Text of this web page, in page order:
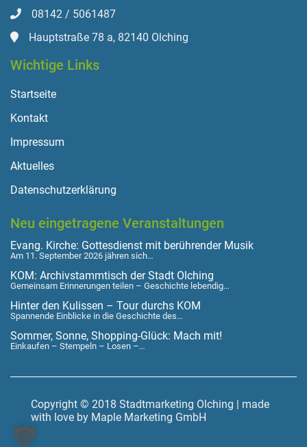
08142 / 5061487
Hauptstraße 78 a, 82140 Olching
Wichtige Links
Startseite
Kontakt
Impressum
Aktuelles
Datenschutzerklärung
Neu eingetragene Veranstaltungen
Evang. Kirche: Gottesdienst mit berührender Musik
Am 11. September 2026 jähren sich…
KOM: Archivstammtisch der Stadt Olching
Gemeinsam Erinnerungen teilen – Geschichte lebendig…
Hinter den Kulissen – Tour durchs KOM
Spannende Einblicke in die Geschichte des…
Sommer, Sonne, Shopping-Glück: Mach mit!
Einkaufen – Stempeln – Losen –…
Copyright © 2018 Stadtmarketing Olching | made
with love by Maple Marketing GmbH